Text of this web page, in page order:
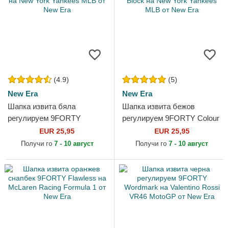
(4.9)
New Era
Шапка извита бяла
регулируем 9FORTY
Essential на New York
Yankees MLB от New Era
EUR 25,95
Получи го 7 - 10 август
(5)
New Era
Шапка извита бежов
регулируем 9FORTY Colour
Block на New York Yankees
MLB от New Era
EUR 25,95
Получи го 7 - 10 август